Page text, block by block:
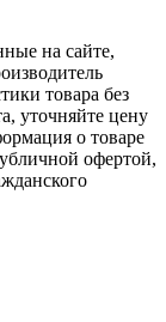
на сайте,
товара без
уточняйте цену
о товаре
офертой,